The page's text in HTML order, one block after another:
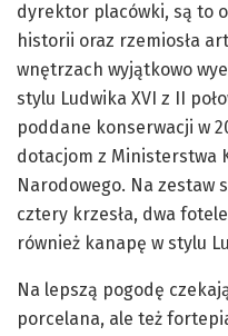
dyrektor placówki, są to
historii oraz rzemiosła
wnętrzach wyjątkowo
stylu Ludwika XVI z II
poddane konserwacji w
dotacjom z Ministerstwa
Narodowego. Na zestaw
cztery krzesła, dwa
również kanapę w stylu
Na lepszą pogodę
porcelana, ale też